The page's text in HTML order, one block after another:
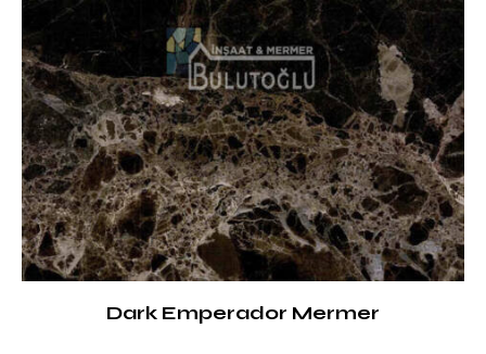
Dark Emperador Mermer